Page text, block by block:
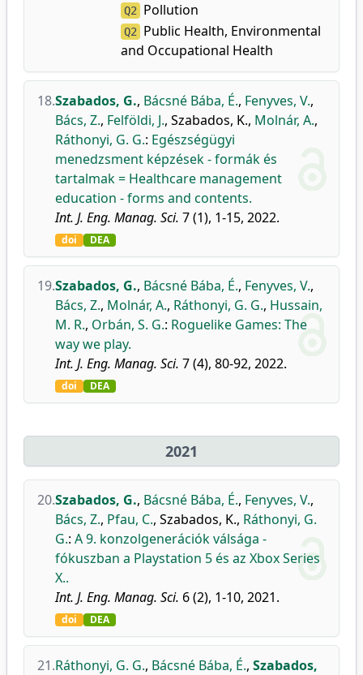
Q2 Pollution
Q2 Public Health, Environmental
and Occupational Health
18.Szabados, G., Bácsné Bába, É., Fenyves, V.,
Bács, Z., Felföldi, J., Szabados, K., Molnár, A.,
Ráthonyi, G. G.: Egészségügyi
menedzsment képzések - formák és
tartalmak = Healthcare management
education - forms and contents.
Int. J. Eng. Manag. Sci. 7 (1), 1-15, 2022.
doi DEA
19.Szabados, G., Bácsné Bába, É., Fenyves, V.,
Bács, Z., Molnár, A., Ráthonyi, G. G., Hussain,
M. R., Orbán, S. G.: Roguelike Games: The
way we play.
Int. J. Eng. Manag. Sci. 7 (4), 80-92, 2022.
doi DEA
2021
20.Szabados, G., Bácsné Bába, É., Fenyves, V.,
Bács, Z., Pfau, C., Szabados, K., Ráthonyi, G.
G.: A 9. konzolgenerációk válsága -
fókuszban a Playstation 5 és az Xbox Series
X..
Int. J. Eng. Manag. Sci. 6 (2), 1-10, 2021.
doi DEA
21.Ráthonyi, G. G., Bácsné Bába, É., Szabados,